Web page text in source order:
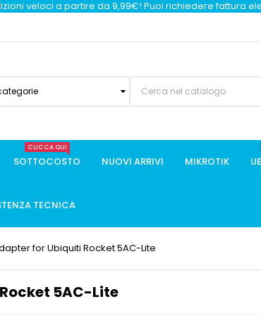
veloci a partire da 9,99€! Puoi richiedere fattura
SOTTOCOSTO
CLICCA QUI
NUOVI ARRIVI MIKROTIK
TECNICA
for Ubiquiti Rocket 5AC-Lite
5AC-Lite